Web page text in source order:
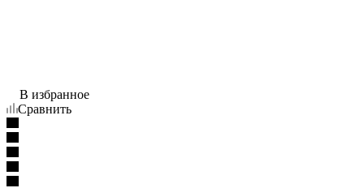
В избранное
Сравнить